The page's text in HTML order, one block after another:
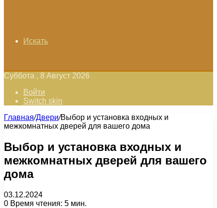
Искать
Суббота , 8 Август 2026
Войти
Switch skin
Главная/Двери/Выбор и установка входных и
межкомнатных дверей для вашего дома
Выбор и установка входных и
межкомнатных дверей для вашего
дома
03.12.2024
0 Время чтения: 5 мин.